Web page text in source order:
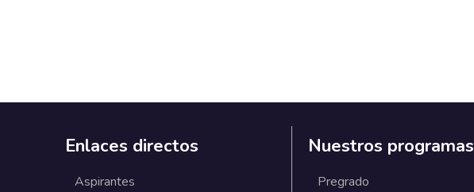
Enlaces directos
Aspirantes
Nuestros programas
Pregrado